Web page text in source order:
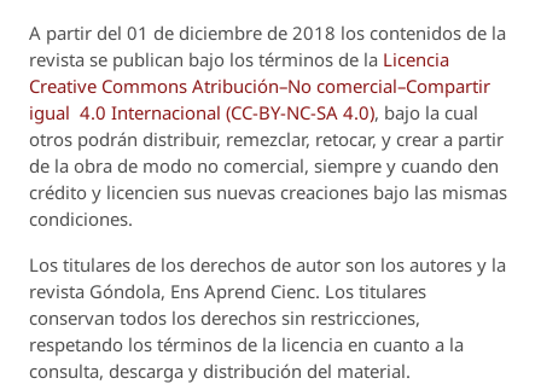
A partir del 01 de diciembre de 2018 los contenidos de la
revista se publican bajo los términos de la Licencia
Creative Commons Atribución–No comercial–Compartir
igual 4.0 Internacional (CC-BY-NC-SA 4.0), bajo la cual
otros podrán distribuir, remezclar, retocar, y crear a partir
de la obra de modo no comercial, siempre y cuando den
crédito y licencien sus nuevas creaciones bajo las mismas
condiciones.
Los titulares de los derechos de autor son los autores y la
revista Góndola, Ens Aprend Cienc. Los titulares
conservan todos los derechos sin restricciones,
respetando los términos de la licencia en cuanto a la
consulta, descarga y distribución del material.